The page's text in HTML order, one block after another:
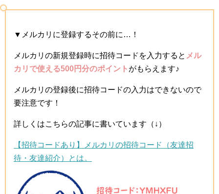
▼メルカリに登録するその前に…！
メルカリの新規登録時に招待コードを入力すると メル
カリで使える500円分のポイント がもらえます♪
メルカリの登録後に招待コードの入力はできないので
要注意です！
詳しくはこちらの記事に書いています（↓）
【招待コードあり】メルカリの招待コード（友達招
待・友達紹介）とは。